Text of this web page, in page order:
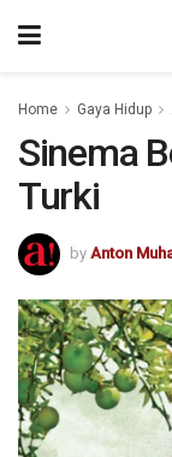
Home Gaya Hidup
Sinema
Turki
by Anton